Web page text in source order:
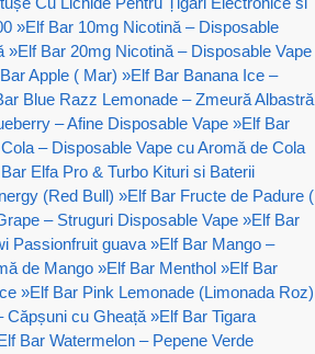
»Elf Bar 10mg Nicotină – Disposable
»Elf Bar 20mg Nicotină – Disposable Vape
Apple ( Mar) »Elf Bar Banana Ice –
Blue Razz Lemonade – Zmeură Albastră
– Afine Disposable Vape »Elf Bar
– Disposable Vape cu Aromă de Cola
Elfa Pro & Turbo Kituri si Baterii
(Red Bull) »Elf Bar Fructe de Padure (
– Struguri Disposable Vape »Elf Bar
Passionfruit guava »Elf Bar Mango –
de Mango »Elf Bar Menthol »Elf Bar
»Elf Bar Pink Lemonade (Limonada Roz)
Căpșuni cu Gheață »Elf Bar Tigara
Bar Watermelon – Pepene Verde